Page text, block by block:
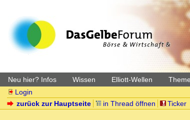
Neu hier? Infos Wissen Elliott-Wellen
Login
zurück zur Hauptseite
in Thread öffnen Ticker